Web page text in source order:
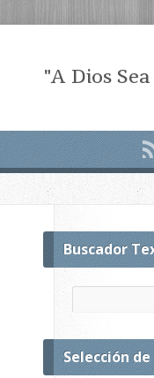
"A Dios
Buscador
Selección